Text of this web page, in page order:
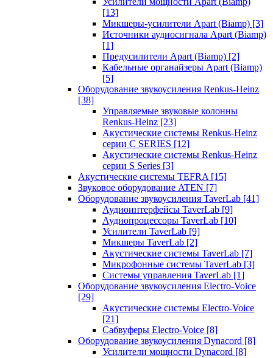
[13]
Микшеры-усилители Apart (Biamp) [3]
Источники аудиосигнала Apart (Biamp)
[1]
Предусилители Apart (Biamp) [2]
Кабельные органайзеры Apart (Biamp)
[5]
Оборудование звукоусиления Renkus-Heinz
[38]
Управляемые звуковые колонны
Renkus-Heinz [23]
Акустические системы Renkus-Heinz
серии C SERIES [12]
Акустические системы Renkus-Heinz
серии S Series [3]
Акустические системы TEFRA [15]
Звуковое оборудование ATEN [7]
Оборудование звукоусиления TaverLab [41]
Аудиоинтерфейсы TaverLab [9]
Аудиопроцессоры TaverLab [10]
Усилители TaverLab [9]
Микшеры TaverLab [2]
Акустические системы TaverLab [7]
Микрофонные системы TaverLab [3]
Системы управления TaverLab [1]
Оборудование звукоусиления Electro-Voice
[29]
Акустические системы Electro-Voice
[21]
Сабвуферы Electro-Voice [8]
Оборудование звукоусиления Dynacord [8]
Усилители мощности Dynacord [8]